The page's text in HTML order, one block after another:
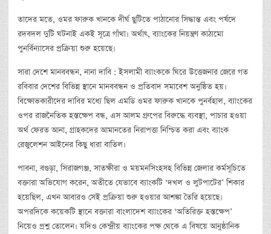
তাদের মতে, ওমর ফারুক খানকে দীর্ঘ ছুটিতে পাঠানোর সিদ্ধান্ত এবং পর্ষদে
রদবদল দুটি ঘটনাই একই সূত্রে গাঁথা। অর্থাৎ, ব্যাংকের নিয়ন্ত্রণ কাঠামো
পুনর্বিন্যাসের প্রক্রিয়া শুরু হয়েছে।
সারা দেশে মানববন্ধন, নানা দাবি : ইসলামী ব্যাংককে ঘিরে উত্তেজনার জেরে গত
রবিবার দেশের বিভিন্ন স্থানে মানববন্ধন ও প্রতিবাদ সমাবেশ অনুষ্ঠিত হয়।
বিক্ষোভকারীদের দাবির মধ্যে ছিল এমডি ওমর ফারুক খানকে পুনর্বহাল, ব্যাংকের
ওপর রাজনৈতিক হস্তক্ষেপ বন্ধ, এস আলম গ্রুপের বিরুদ্ধে ব্যবস্থা, পাচার হওয়া
অর্থ ফেরত আনা, গ্রাহকদের আমানতের নিরাপত্তা নিশ্চিত করা এবং ব্যাংক
রেজুলেশন আইনের কিছু ধারা বাতিল।
পাবনা, বগুড়া, সিরাজগঞ্জ, সাতক্ষীরা ও ময়মনসিংহসহ বিভিন্ন জেলার কর্মসূচিতে
বক্তারা অভিযোগ করেন, অতীতে যেভাবে ব্যাংকটি ‘দখল ও লুটপাটের’ শিকার
হয়েছিল, এখন আবারও সেই প্রক্রিয়া শুরু হওয়ার আশঙ্কা তৈরি হয়েছে।
অপরদিকে কয়েকটি স্থানে বক্তারা বাংলাদেশ ব্যাংকের ‘অতিরিক্ত হস্তক্ষেপ’
নিয়েও প্রশ্ন তোলেন। যদিও কেন্দ্রীয় ব্যাংকের পক্ষ থেকে এ বিষয়ে আনুষ্ঠানিক